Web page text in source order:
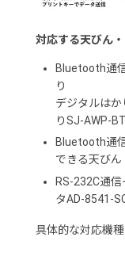
対応する天びん
Bluetooth通
り
デジタルは
りSJ-AWP-
Bluetooth通
できる天びん
RS-232C通
タAD-8541-
具体的な対応機